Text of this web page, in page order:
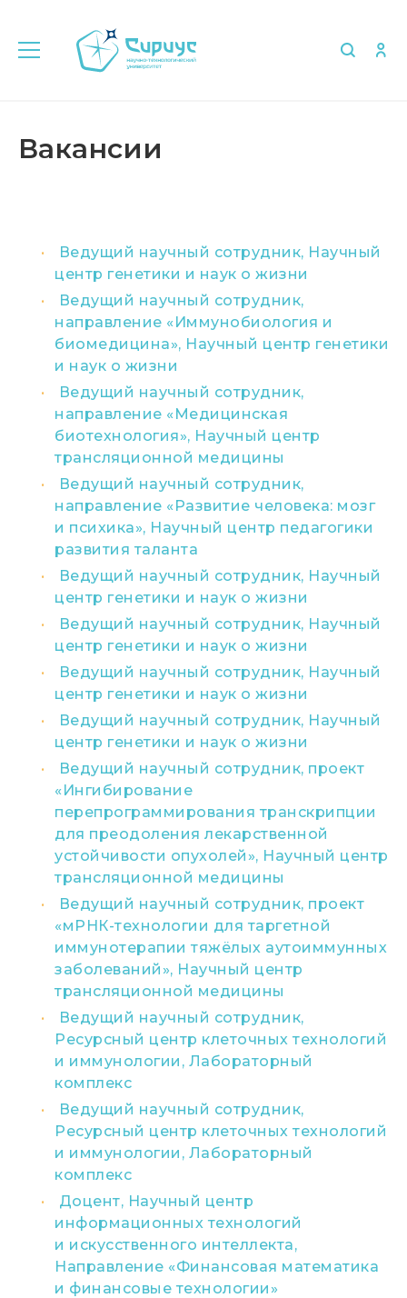
Вакансии
Ведущий научный сотрудник, Научный
центр генетики и наук о жизни
Ведущий научный сотрудник,
направление «Иммунобиология и
биомедицина», Научный центр генетики
и наук о жизни
Ведущий научный сотрудник,
направление «Медицинская
биотехнология», Научный центр
трансляционной медицины
Ведущий научный сотрудник,
направление «Развитие человека: мозг
и психика», Научный центр педагогики
развития таланта
Ведущий научный сотрудник, Научный
центр генетики и наук о жизни
Ведущий научный сотрудник, Научный
центр генетики и наук о жизни
Ведущий научный сотрудник, Научный
центр генетики и наук о жизни
Ведущий научный сотрудник, Научный
центр генетики и наук о жизни
Ведущий научный сотрудник, проект
«Ингибирование
перепрограммирования транскрипции
для преодоления лекарственной
устойчивости опухолей», Научный центр
трансляционной медицины
Ведущий научный сотрудник, проект
«мРНК-технологии для таргетной
иммунотерапии тяжёлых аутоиммунных
заболеваний», Научный центр
трансляционной медицины
Ведущий научный сотрудник,
Ресурсный центр клеточных технологий
и иммунологии, Лабораторный
комплекс
Ведущий научный сотрудник,
Ресурсный центр клеточных технологий
и иммунологии, Лабораторный
комплекс
Доцент, Научный центр
информационных технологий
и искусственного интеллекта,
Направление «Финансовая математика
и финансовые технологии»